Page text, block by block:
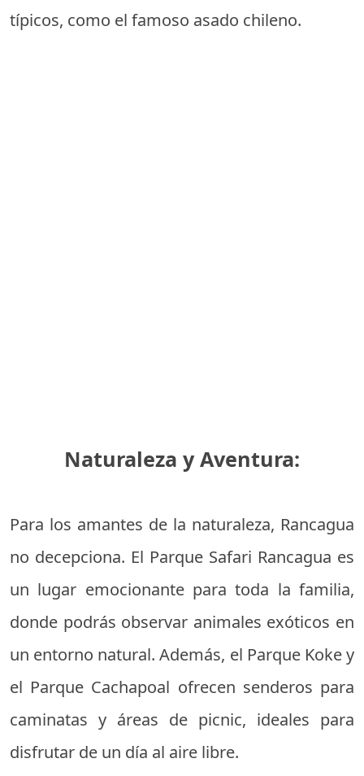
típicos, como el famoso asado chileno.
Naturaleza y Aventura:
Para los amantes de la naturaleza, Rancagua
no decepciona. El Parque Safari Rancagua es
un lugar emocionante para toda la familia,
donde podrás observar animales exóticos en
un entorno natural. Además, el Parque Koke y
el Parque Cachapoal ofrecen senderos para
caminatas y áreas de picnic, ideales para
disfrutar de un día al aire libre.